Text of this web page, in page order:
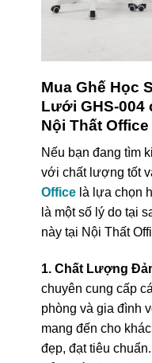
Mua Ghế Học
Lưới GHS-004
Nội Thất Office
Nếu bạn đang tìm
với chất lượng tốt
Officelà lựa chọn
là một số lý do tại
này tại Nội Thất
1. Chất Lượng
chuyên cung cấp
phòng và gia đình
mang đến cho
đẹp, đạt tiêu